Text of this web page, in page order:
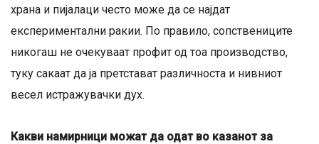
храна и пијалаци често може да се најдат
експериментални ракии. По правило, сопствениците
никогаш не очекуваат профит од тоа производство,
туку сакаат да ја претстават различноста и нивниот
весел истражувачки дух.
Какви намирници можат да одат во казанот за